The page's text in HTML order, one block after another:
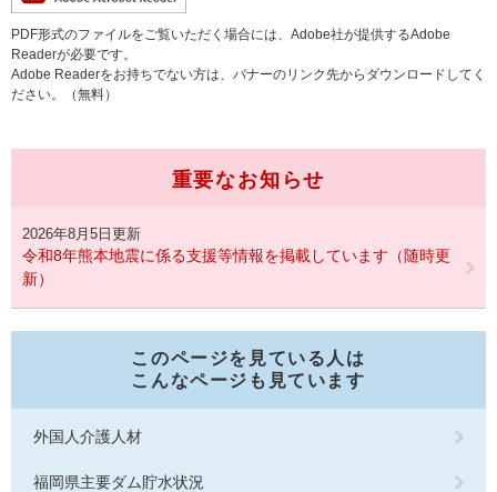
PDF形式のファイルをご覧いただく場合には、Adobe社が提供するAdobe
Readerが必要です。
Adobe Readerをお持ちでない方は、バナーのリンク先からダウンロードしてく
ださい。（無料）
重要なお知らせ
2026年8月5日更新
令和8年熊本地震に係る支援等情報を掲載しています（随時更
新）
このページを見ている人は
こんなページも見ています
外国人介護人材
福岡県主要ダム貯水状況